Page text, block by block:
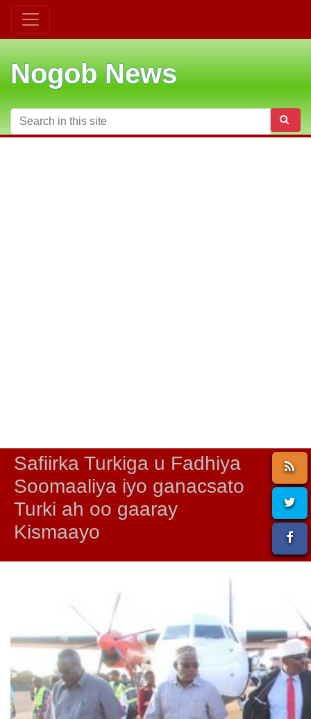
Nogob News
Safiirka Turkiga u Fadhiya
Soomaaliya iyo ganacsato
Turki ah oo gaaray
Kismaayo